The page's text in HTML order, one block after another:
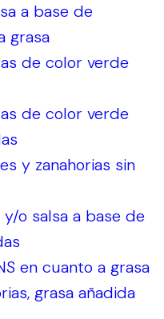
a base de
grasa
de color verde
de color verde
y zanahorias sin
o salsa a base de
en cuanto a grasa
grasa añadida